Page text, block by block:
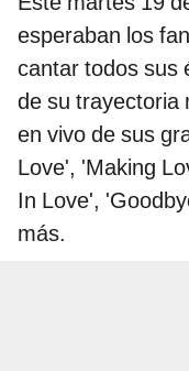
esperaban los
cantar todos sus
de su trayectoria
en vivo de sus
Love', 'Making
In Love',
más.